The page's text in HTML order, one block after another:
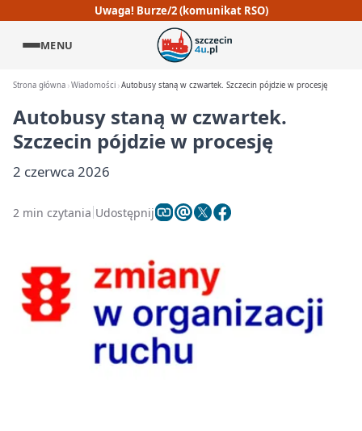
Uwaga! Burze/2 (komunikat RSO)
MENU
Strona główna Wiadomości Autobusy staną w czwartek. Szczecin pójdzie w procesję
Autobusy staną w czwartek.
Szczecin pójdzie w procesję
2 czerwca 2026
2 min czytania Udostępnij